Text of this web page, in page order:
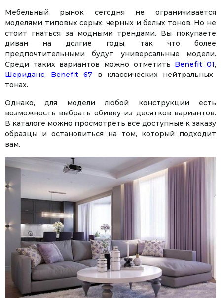
Мебельный рынок сегодня не ограничивается
моделями типовых серых, черных и белых тонов. Но не
стоит гнаться за модными трендами. Вы покупаете
диван на долгие годы, так что более
предпочтительными будут универсальные модели.
Среди таких вариантов можно отметить Benefit 01,
Шериданс, Benefit 67 в классических нейтральных
тонах.
Однако, для модели любой конструкции есть
возможность выбрать обивку из десятков вариантов.
В каталоге можно просмотреть все доступные к заказу
образцы и остановиться на том, который подходит
вам.